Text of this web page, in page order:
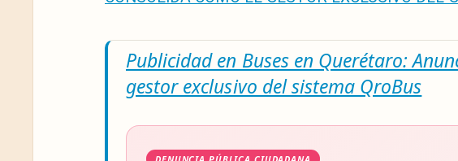
Publicidad en Buses en Querétaro:
gestor exclusivo del sistema QroBus